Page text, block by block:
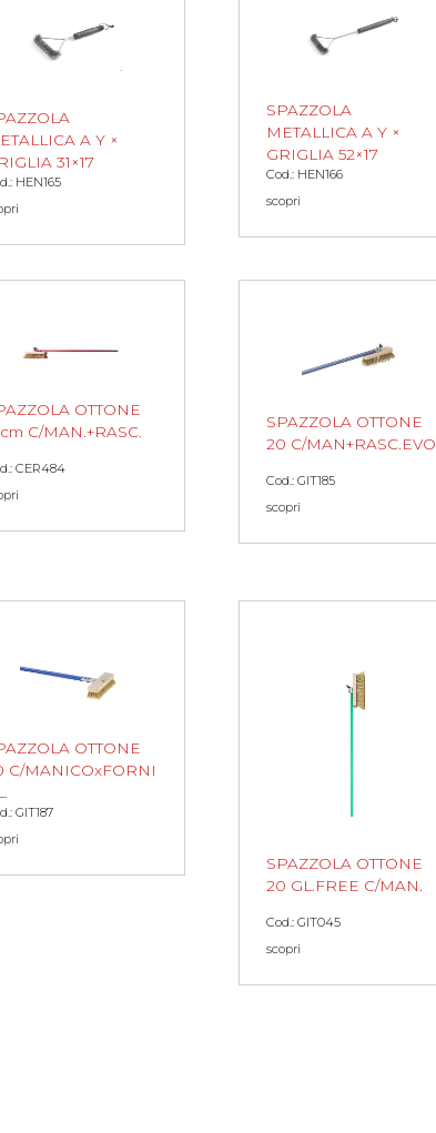
A Y ×
31×17
HEN165
SPAZZOLA
METALLICA A Y ×
GRIGLIA 52×17
Cod.: HEN166
scopri
OTTONE
C/MAN.+RASC.
CER484
SPAZZOLA OTTONE
20 C/MAN+RASC.EVO
Cod.: GIT185
scopri
OTTONE
C/MANICOxFORNI
GIT187
SPAZZOLA OTTONE
20 GL.FREE C/MAN.
Cod.: GIT045
scopri